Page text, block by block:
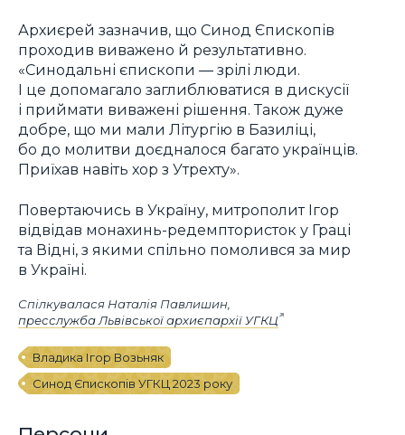
Архиєрей зазначив, що Синод Єпископів
проходив виважено й результативно.
«Синодальні єпископи ― зрілі люди.
І це допомагало заглиблюватися в дискусії
і приймати виважені рішення. Також дуже
добре, що ми мали Літургію в Базиліці,
бо до молитви доєдналося багато українців.
Приїхав навіть хор з Утрехту».
Повертаючись в Україну, митрополит Ігор
відвідав монахинь-редемптористок у Граці
та Відні, з якими спільно помолився за мир
в Україні.
Спілкувалася Наталія Павлишин,
пресслужба Львівської архиєпархії УГКЦ
Владика Ігор Возьняк
Синод Єпископів УГКЦ 2023 року